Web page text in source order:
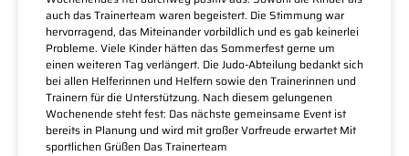
auch das Trainerteam waren begeistert. Die Stimmung war
hervorragend, das Miteinander vorbildlich und es gab keinerlei
Probleme. Viele Kinder hätten das Sommerfest gerne um
einen weiteren Tag verlängert. Die Judo-Abteilung bedankt sich
bei allen Helferinnen und Helfern sowie den Trainerinnen und
Trainern für die Unterstützung. Nach diesem gelungenen
Wochenende steht fest: Das nächste gemeinsame Event ist
bereits in Planung und wird mit großer Vorfreude erwartet Mit
sportlichen Grüßen Das Trainerteam